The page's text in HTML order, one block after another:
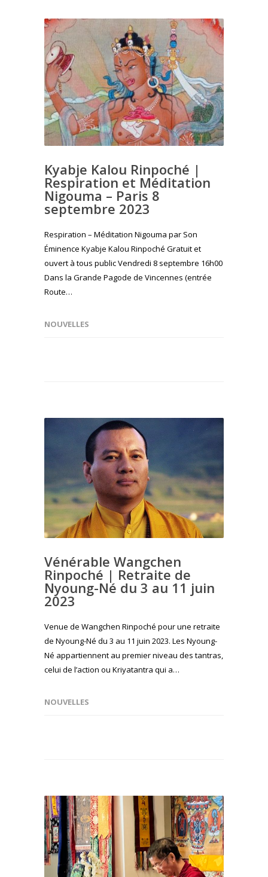
Kyabje Kalou Rinpoché |
Respiration et Méditation
Nigouma – Paris 8
septembre 2023
Respiration – Méditation Nigouma par Son
Éminence Kyabje Kalou Rinpoché Gratuit et
ouvert à tous public Vendredi 8 septembre 16h00
Dans la Grande Pagode de Vincennes (entrée
Route…
NOUVELLES
Vénérable Wangchen
Rinpoché | Retraite de
Nyoung-Né du 3 au 11 juin
2023
Venue de Wangchen Rinpoché pour une retraite
de Nyoung-Né du 3 au 11 juin 2023. Les Nyoung-
Né appartiennent au premier niveau des tantras,
celui de l’action ou Kriyatantra qui a…
NOUVELLES